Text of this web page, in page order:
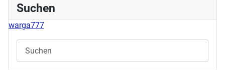
Suchen
warga777